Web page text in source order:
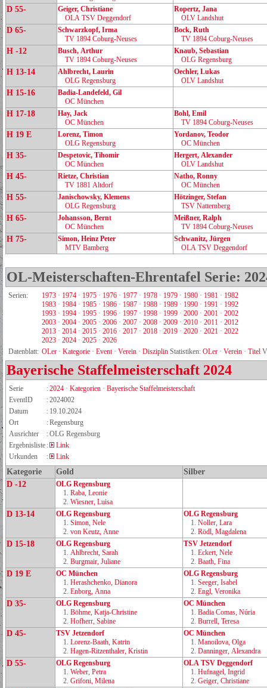
D 55-
Geiger, Christiane
OLA TSV Deggendorf
Ropertz, Jana
OLV Landshut
D 65-
Schwarzkopf, Irma
TV 1894 Coburg‑Neuses
Bock, Ruth
TV 1894 Coburg‑Neuses
H -12
Busch, Arthur
TV 1894 Coburg‑Neuses
Knaub, Sebastian
OLG Regensburg
H 13-14
Ahlbrecht, Laurin
OLG Regensburg
Oechler, Lukas
OLV Landshut
H 15-16
Badia‑Landefeld, Gil
OC München
H 17-18
Hay, Jack
OC München
Bohl, Emil
TV 1894 Coburg‑Neuses
H 19 E
Lorenz, Timon
OLG Regensburg
Yordanov, Teodor
OC München
H 35-
Despetovic, Tihomir
OC München
Hergert, Alexander
OLV Landshut
H 45-
Rietze, Christian
TV 1881 Altdorf
Natho, Ronny
OC München
H 55-
Janischowsky, Klemens
OLG Regensburg
Hötzinger, Stefan
TSV Natternberg
H 65-
Johansson, Bernt
OC München
Meißner, Ralph
TV 1894 Coburg‑Neuses
H 75-
Simon, Heinz Peter
MTV Bamberg
Schwanitz, Jürgen
OLA TSV Deggendorf
OL-Meisterschaften-Ehrentafel Serie:
Serien: 1973 · 1974 · 1975 · 1976 · 1977 · 1978 · 1979 · 1980 · 1981 · 1982
1983 · 1984 · 1985 · 1986 · 1987 · 1988 · 1989 · 1990 · 1991 · 1992
1993 · 1994 · 1995 · 1996 · 1997 · 1998 · 1999 · 2000 · 2001 · 2002
2003 · 2004 · 2005 · 2006 · 2007 · 2008 · 2009 · 2010 · 2011 · 2012
2013 · 2014 · 2015 · 2016 · 2017 · 2018 · 2019 · 2020 · 2021 · 2022
2023 · 2024 · 2025 · 2026
Datenblatt: OLer · Kategorie · Event· Verein · Disziplin Statistiken: OLer · Verein · Titel
Bayerische Staffelmeisterschaft 2024
Serie :2024 · Kategorien · Bayerische Staffelmeisterschaft
EventID
:2024002
Datum
: 19.10.2024
Ort
:Regensburg
Ausrichter
:OLG Regensburg
Ergebnisliste :
Link
Urkunden
: Link
Kategorie Gold
Silber
D -12
OLG Regensburg
1. Raba, Leonie
2. Wiesner, Luisa
D 13-14
OLG Regensburg
1. Simon, Nele
2. von Keutz, Anne
OLG Regensburg
1. Noller, Lara
2. Rödl, Magdalena
D 15-18
OLG Regensburg
1. Ahlbrecht, Sarah
2. Burgmair, Juliane
TSV Jetzendorf
1. Eckert, Nele
2. Baath, Fina
D 19 E
OC München
1. Herashchenko, Dianora
2. Enborg, Anna
OLG Regensburg
1. Seeger, Isabel
2. Engl, Veronika
D 35-
OLG Regensburg
1. Böhme, Katja‑Christine
2. Hofherr, Sabine
OC München
1. Badia Comas, Núria
2. Burrell, Teresa
D 45-
TSV Jetzendorf
1. Lorenz‑Baath, Katrin
2. Hagen‑Ritzenthaler, Kristin
OC München
1. Manoilova, Olga
2. Danninger, Alexandra
D 55-
OLG Regensburg
1. Weber, Petra
2. Grifoni, Milena
OLA TSV Deggendorf
1. Hufnagel, Ingrid
2. Geiger, Christiane